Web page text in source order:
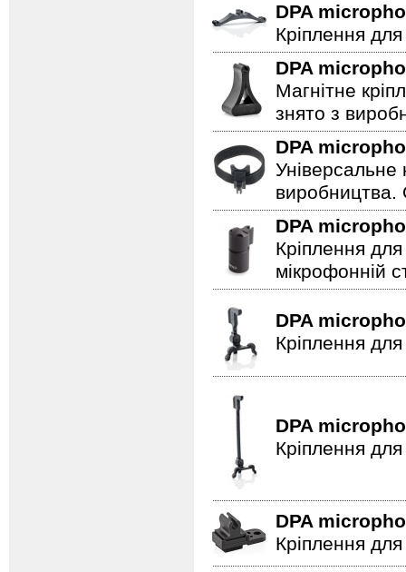
DPA
Кріплення
DPA
Магнітне
знято з
DPA
Універсальне
виробництва.
DPA
Кріплення
мікрофонній
DPA
Кріплення
DPA
Кріплення
DPA
Кріплення